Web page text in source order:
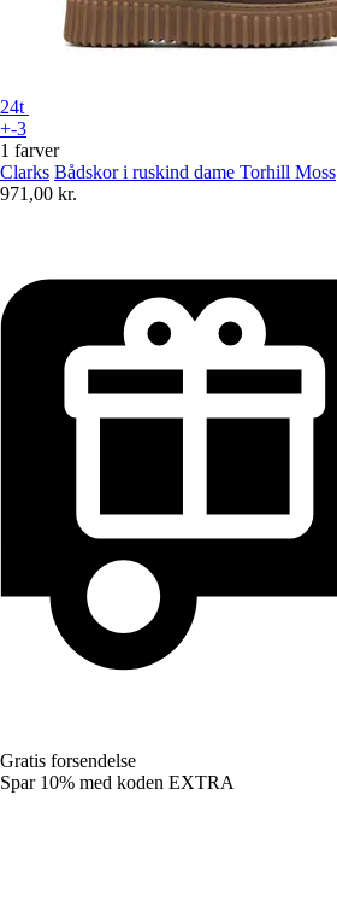
24t
+-3
1 farver
Clarks Bådskor i ruskind dame Torhill Moss
971,00 kr.
Gratis forsendelse
Spar 10% med koden EXTRA